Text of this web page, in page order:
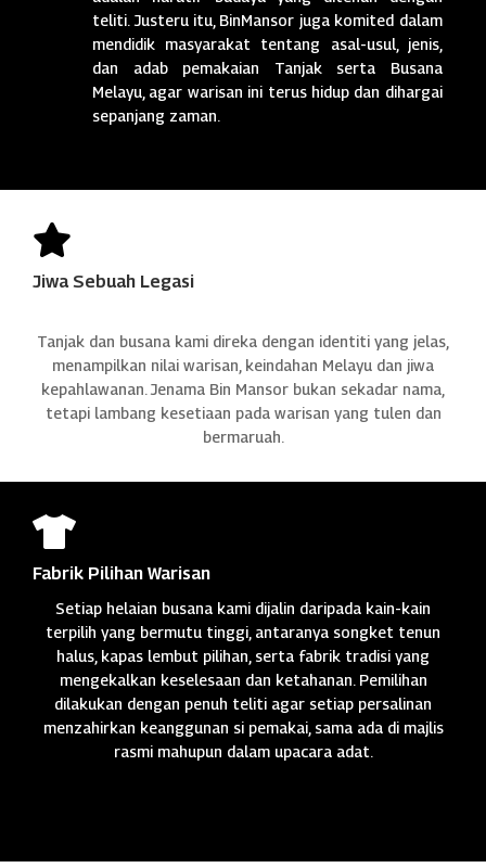
teliti. Justeru itu, BinMansor juga komited dalam
mendidik masyarakat tentang asal-usul, jenis,
dan adab pemakaian Tanjak serta Busana
Melayu, agar warisan ini terus hidup dan dihargai
sepanjang zaman.

Jiwa Sebuah Legasi
Tanjak dan busana kami direka dengan identiti yang jelas,
menampilkan nilai warisan, keindahan Melayu dan jiwa
kepahlawanan. Jenama Bin Mansor bukan sekadar nama,
tetapi lambang kesetiaan pada warisan yang tulen dan
bermaruah.

Fabrik Pilihan Warisan
Setiap helaian busana kami dijalin daripada kain-kain
terpilih yang bermutu tinggi, antaranya songket tenun
halus, kapas lembut pilihan, serta fabrik tradisi yang
mengekalkan keselesaan dan ketahanan. Pemilihan
dilakukan dengan penuh teliti agar setiap persalinan
menzahirkan keanggunan si pemakai, sama ada di majlis
rasmi mahupun dalam upacara adat.